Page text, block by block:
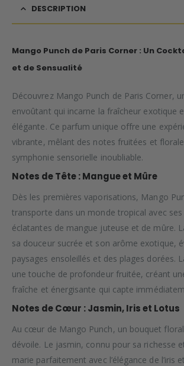
DESCRIPTION
Mango Punch de Paris Corner : Un
et de Sensualité
Découvrez Mango Punch de Paris Corner,
envoûtant qui incarne la fraîcheur exotique
élégante. Ce parfum unique offre une
vibrante, mêlant des notes fruitées et
symphonie sensorielle inoubliable.
Notes de Tête : Mangue et Mûre
Dès les premières vaporisations, Mango
transporte dans un monde tropical avec
éclatantes de mangue juteuse et de mûre.
sa douceur sucrée et son arôme exotique,
paysages ensoleillés et des plages dorées.
une touche de profondeur fruitée, créant
fraîche et énergisante qui capte
Notes de Cœur : Jasmin, Iris et Lotus
Au cœur de Mango Punch, un bouquet
dévoile. Le jasmin, connu pour sa richesse
marie parfaitement avec l’élégance de l’iris